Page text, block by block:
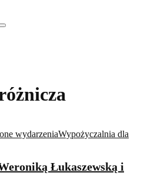
Search
wydarzeniaWypożyczalnia dla
Łukaszewską i